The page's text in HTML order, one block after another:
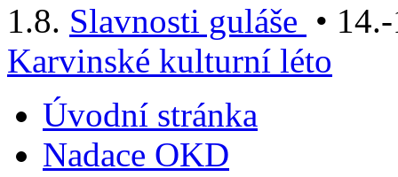
1.8. Slavnosti guláše •
Karvinské kulturní léto
Úvodní stránka
Nadace OKD